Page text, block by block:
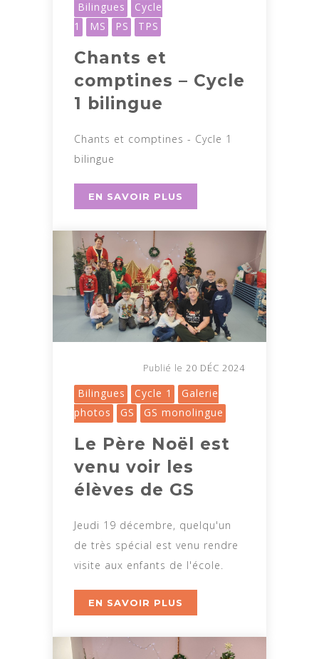
Bilingues
Cycle
1
MS PS TPS
Chants et
comptines – Cycle
1 bilingue
Chants et comptines - Cycle 1
bilingue
EN SAVOIR PLUS
Publié le 20 DÉC 2024
Bilingues Cycle 1
Galerie
photos
GS GS monolingue
Le Père Noël est
venu voir les
élèves de GS
Jeudi 19 décembre, quelqu'un
de très spécial est venu rendre
visite aux enfants de l'école.
EN SAVOIR PLUS